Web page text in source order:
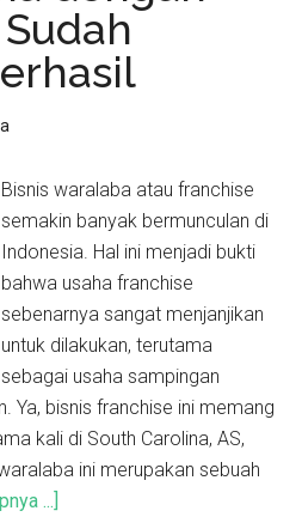
Bisnis waralaba atau franchise
semakin banyak bermunculan di
Indonesia. Hal ini menjadi bukti
bahwa usaha franchise
sebenarnya sangat menjanjikan
untuk dilakukan, terutama
sebagai usaha sampingan
Ya, bisnis franchise ini memang
kali di South Carolina, AS,
ini merupakan sebuah
...]